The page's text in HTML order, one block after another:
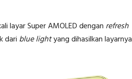
layar Super AMOLED dengan refresh
dari blue lightyang dihasilkan layarnya